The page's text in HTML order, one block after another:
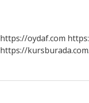
https://oydaf.com
https://